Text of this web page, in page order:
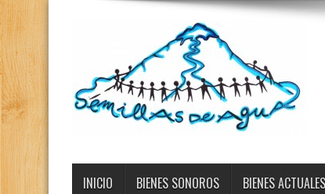
INICIO BIENES SONOROS BIENES ACTUALES